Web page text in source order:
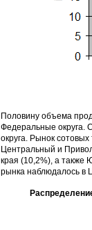
Половину объема
Федеральные округа.
округа. Рынок
Центральный и
края (10,2%), а также
рынка наблюдалось в